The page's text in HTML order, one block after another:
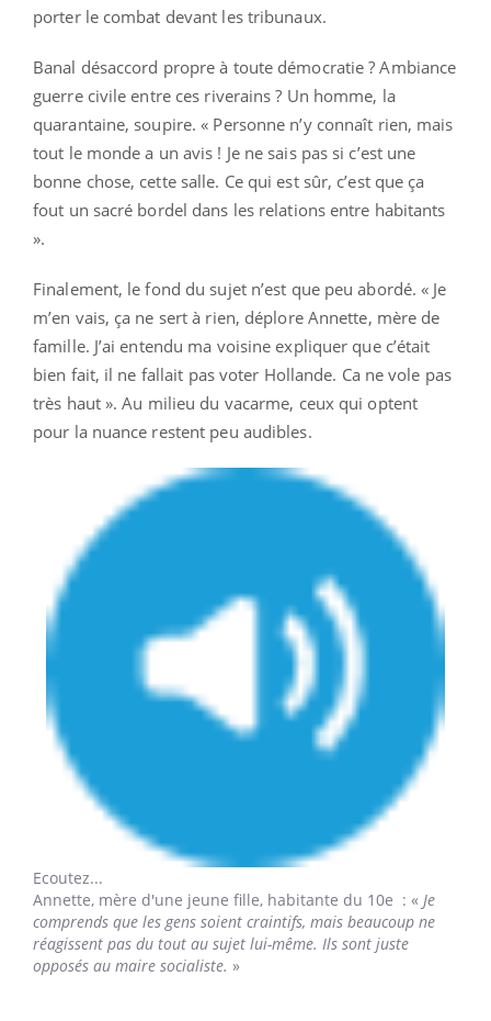
porter le combat devant les tribunaux.
Banal désaccord propre à toute démocratie ? Ambiance
guerre civile entre ces riverains ? Un homme, la
quarantaine, soupire. « Personne n’y connaît rien, mais
tout le monde a un avis ! Je ne sais pas si c’est une
bonne chose, cette salle. Ce qui est sûr, c’est que ça
fout un sacré bordel dans les relations entre habitants
».
Finalement, le fond du sujet n’est que peu abordé. « Je
m’en vais, ça ne sert à rien, déplore Annette, mère de
famille. J’ai entendu ma voisine expliquer que c’était
bien fait, il ne fallait pas voter Hollande. Ca ne vole pas
très haut ». Au milieu du vacarme, ceux qui optent
pour la nuance restent peu audibles.
Ecoutez...
Annette, mère d'une jeune fille, habitante du 10e : « Je
comprends que les gens soient craintifs, mais beaucoup ne
réagissent pas du tout au sujet lui-même. Ils sont juste
opposés au maire socialiste. »